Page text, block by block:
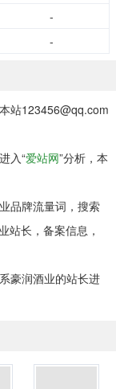
-
-
站123456@qq.com
入“爱站网”分析，本
品牌流量词，搜索
站长，备案信息，
豪润酒业的站长进